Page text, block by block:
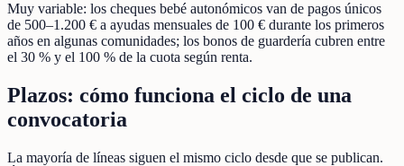
Muy variable: los cheques bebé autonómicos van de pagos únicos
de 500–1.200 € a ayudas mensuales de 100 € durante los primeros
años en algunas comunidades; los bonos de guardería cubren entre
el 30 % y el 100 % de la cuota según renta.
Plazos: cómo funciona el ciclo de una
convocatoria
La mayoría de líneas siguen el mismo ciclo desde que se publican.